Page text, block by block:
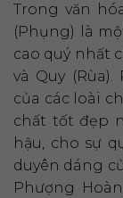
Trong văn
(Phụng) là
cao quý nhất
và Quy
của các loài
chất tốt đẹp
hậu, cho sự
duyên dáng
Phượng